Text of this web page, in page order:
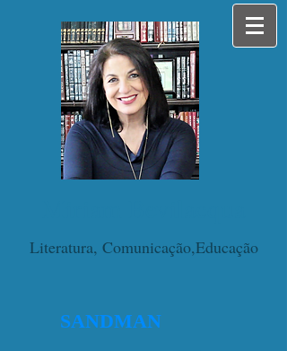
Literatura, Comunicação,Educação
SANDMAN